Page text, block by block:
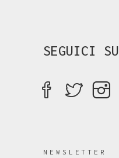
SEGUICI SU
NEWSLETTER